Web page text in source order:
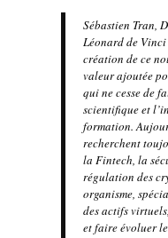
Sébastien Tran,
Léonard de
création de ce
valeur ajoutée
qui ne cesse de
scientifique et
formation.
recherchent
la Fintech, la
régulation des
organisme,
des actifs
et faire évoluer